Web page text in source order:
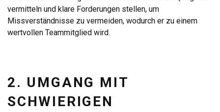
vermitteln und klare Forderungen stellen, um
Missverständnisse zu vermeiden, wodurch er zu einem
wertvollen Teammitglied wird.
2. UMGANG MIT
SCHWIERIGEN